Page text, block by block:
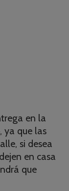
en la
ya que las
si desea
en casa
que